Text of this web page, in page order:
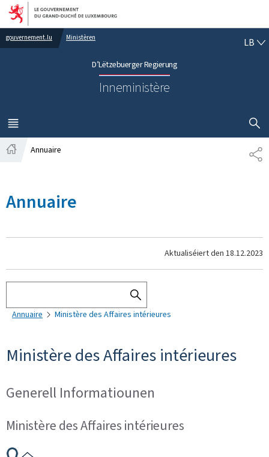
Bei den Haaptmenü goen
Bei den Inhalt goen
gouvernement.lu Ministèren
D’Lëtzebuerger Regierung
Inneministère
LB
MENÜ
HAAPT-
SHOW
Annuaire
Annuaire
Aktualiséiert den 18.12.2023
SEARCH
THE
Annuaire Ministère des Affaires intérieures
Ministère des Affaires intérieures
Generell Informatiounen
Ministère des Affaires intérieures